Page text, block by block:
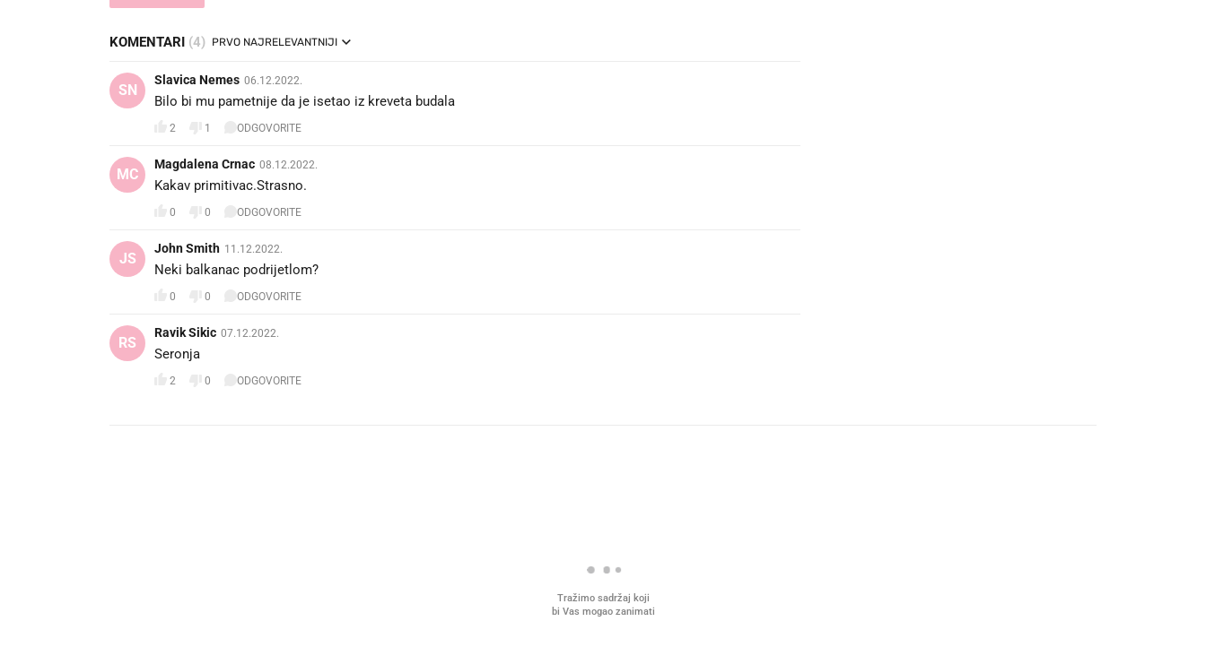
KOMENTARI (4) PRVO NAJRELEVANTNIJI
SN
Slavica Nemes 06.12.2022.
Bilo bi mu pametnije da je isetao iz kreveta budala😏
2 1 ODGOVORITE
MC
Magdalena Crnac 08.12.2022.
Kakav primitivac.Strasno.
0 0 ODGOVORITE
JS
John Smith 11.12.2022.
Neki balkanac podrijetlom?
0 0 ODGOVORITE
RS
Ravik Sikic 07.12.2022.
Seronja
2 0 ODGOVORITE
Tražimo sadržaj koji
bi Vas mogao zanimati